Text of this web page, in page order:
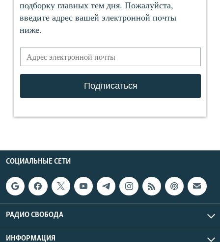
СОЦИАЛЬНЫЕ СЕТИ
РАДИО СВОБОДА
ИНФОРМАЦИЯ